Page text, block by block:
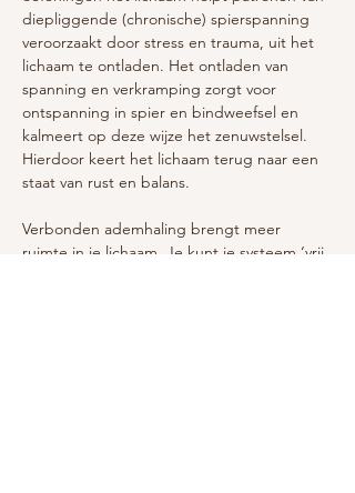
diepliggende (chronische) spierspanning
veroorzaakt door stress en trauma, uit het
lichaam te ontladen. Het ontladen van
spanning en verkramping zorgt voor
ontspanning in spier en bindweefsel en
kalmeert op deze wijze het zenuwstelsel.
Hierdoor keert het lichaam terug naar een
staat van rust en balans.
Verbonden ademhaling brengt meer
ruimte in je lichaam. Je kunt je systeem ‘vrij